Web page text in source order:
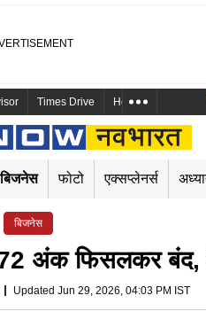
Times Drive Health and Me
बिजनेस फोटो एक्सप्लेनर्स
बिजनेस
फिसलकर बंद,
Updated Jun 29, 2026, 04:03 PM IST